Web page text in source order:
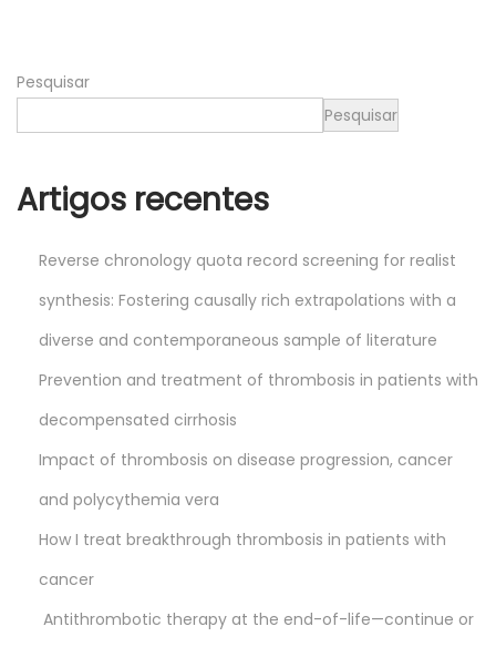
4
Pesquisar
Pesquisar
Artigos recentes
Reverse chronology quota record screening for realist
synthesis: Fostering causally rich extrapolations with a
diverse and contemporaneous sample of literature
Prevention and treatment of thrombosis in patients with
decompensated cirrhosis
Impact of thrombosis on disease progression, cancer
and polycythemia vera
How I treat breakthrough thrombosis in patients with
cancer
Antithrombotic therapy at the end-of-life—continue or